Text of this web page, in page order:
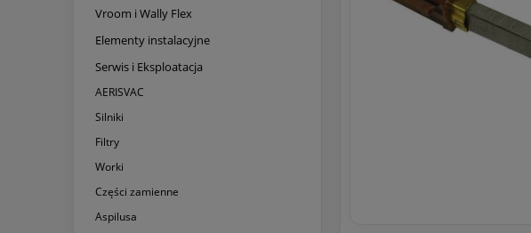
Vroom i Wally Flex
Elementy instalacyjne
Serwis i Eksploatacja
AERISVAC
Silniki
Filtry
Worki
Części zamienne
Aspilusa